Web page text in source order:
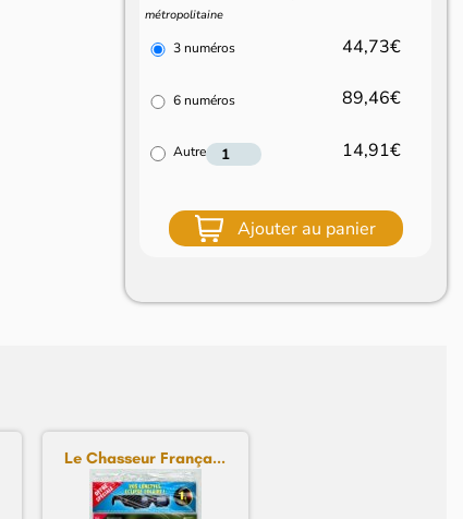
métropolitaine
3 numéros 44,73€
6 numéros 89,46€
Autre 14,91€
Ajouter au panier
Le Chasseur França...